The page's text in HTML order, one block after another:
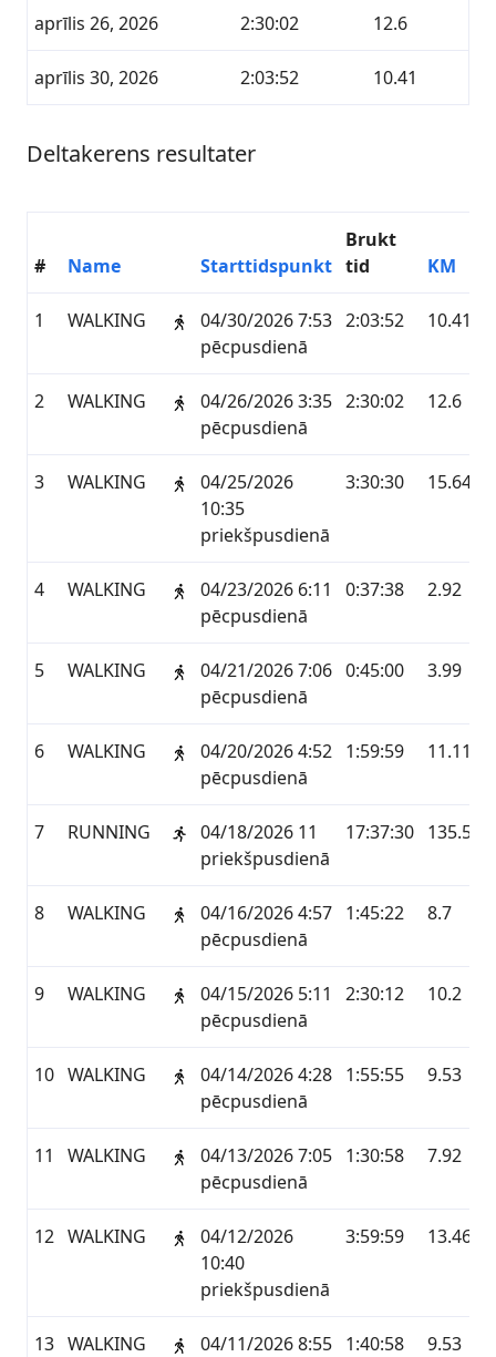
aprīlis 26, 2026 2:30:02 12.6
aprīlis 30, 2026 2:03:52 10.41
Deltakerens resultater
# Name Starttidspunkt
Brukt
tid
KM
1 WALKING
04/30/2026 7:53
pēcpusdienā
2:03:52 10.41
2 WALKING
04/26/2026 3:35
pēcpusdienā
2:30:02 12.6
3 WALKING
04/25/2026
10:35
priekšpusdienā
3:30:30 15.64
4 WALKING
04/23/2026 6:11
pēcpusdienā
0:37:38 2.92
5 WALKING
04/21/2026 7:06
pēcpusdienā
0:45:00 3.99
6 WALKING
04/20/2026 4:52
pēcpusdienā
1:59:59 11.11
7 RUNNING
04/18/2026 11
priekšpusdienā
17:37:30 135.58
8 WALKING
04/16/2026 4:57
pēcpusdienā
1:45:22 8.7
9 WALKING
04/15/2026 5:11
pēcpusdienā
2:30:12 10.2
10 WALKING
04/14/2026 4:28
pēcpusdienā
1:55:55 9.53
11 WALKING
04/13/2026 7:05
pēcpusdienā
1:30:58 7.92
12 WALKING
04/12/2026
10:40
priekšpusdienā
3:59:59 13.46
13 WALKING
04/11/2026 8:55 1:40:58 9.53